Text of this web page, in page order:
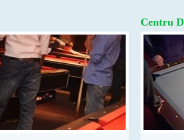
Centru